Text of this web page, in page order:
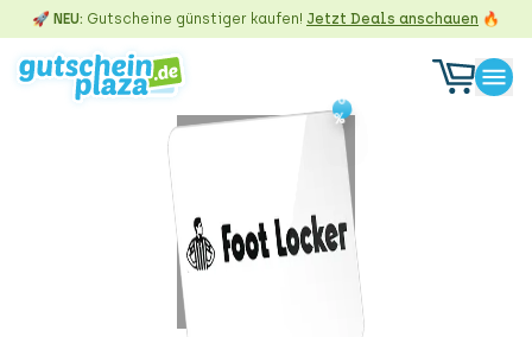
🚀 NEU: Gutscheine günstiger kaufen! Jetzt Deals anschauen 🔥
-6
%
-6
%